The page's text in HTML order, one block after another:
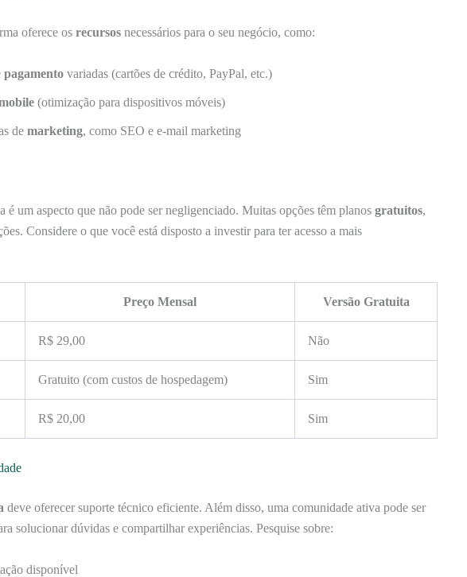
oferece os recursos necessários para o seu negócio, como:
pagamento variadas (cartões de crédito, PayPal, etc.)
(otimização para dispositivos móveis)
de marketing, como SEO e e-mail marketing
é um aspecto que não pode ser negligenciado. Muitas opções têm planos gratuitos,
Considere o que você está disposto a investir para ter acesso a mais
Preço Mensal Versão Gratuita
R$ 29,00 Não
Gratuito (com custos de hospedagem) Sim
R$ 20,00 Sim
deve oferecer suporte técnico eficiente. Além disso, uma comunidade ativa pode ser
solucionar dúvidas e compartilhar experiências. Pesquise sobre:
disponível